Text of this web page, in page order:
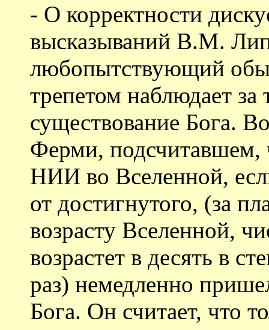
- О корректности
высказываний В.М.
любопытствующий
трепетом наблюдает
существование Бога.
Ферми, подсчитавшем,
НИИ во Вселенной,
от достигнутого, (за
возрасту Вселенной,
возрастет в десять в
раз) немедленно
Бога. Он считает, что